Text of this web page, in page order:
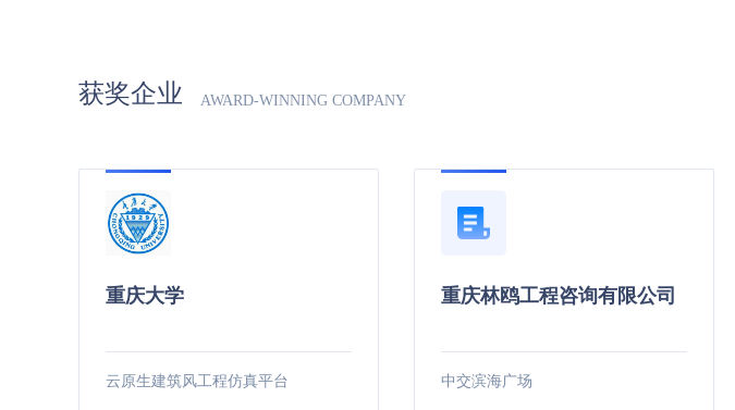
平均下浮率：
北京
山西 4.86%
内蒙古 4.24%
获奖企业 AWARD-WINNING COMPANY
重庆大学
云原生建筑风工程仿真平台
重庆林鸥工程咨询有限公司
中交滨海广场